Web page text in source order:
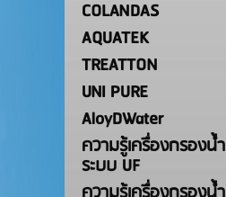
COLANDAS
AQUATEK
TREATTON
UNI PURE
AloyDWater
ความรู้เครื่องกรองน้ำ
ระบบ UF